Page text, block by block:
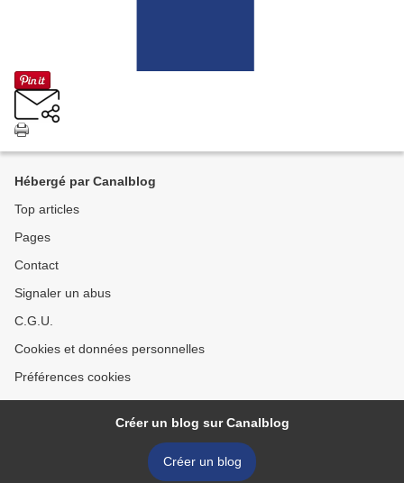
Hébergé par Canalblog
Top articles
Pages
Contact
Signaler un abus
C.G.U.
Cookies et données personnelles
Préférences cookies
Créer un blog sur Canalblog
Créer un blog